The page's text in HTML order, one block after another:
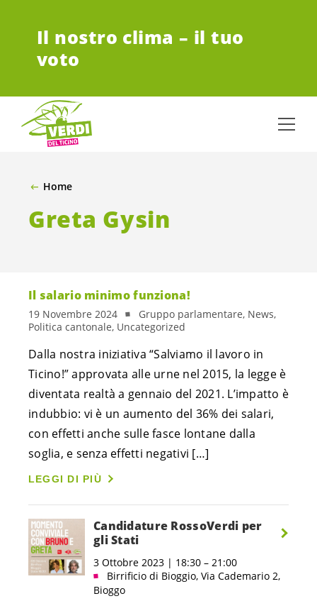
Il nostro clima – il tuo
voto
Home
Greta Gysin
Il salario minimo funziona!
19 Novembre 2024
Gruppo parlamentare, News,
Politica cantonale, Uncategorized
Dalla nostra iniziativa “Salviamo il lavoro in
Ticino!” approvata alle urne nel 2015, la legge è
diventata realtà a gennaio del 2021. L’impatto è
indubbio: vi è un aumento del 36% dei salari,
con effetti anche sulle fasce lontane dalla
soglia, e senza effetti negativi […]
LEGGI DI PIÙ
Candidature RossoVerdi per
gli Stati
3 Ottobre 2023 | 18:30 – 21:00
Birrificio di Bioggio, Via Cademario 2,
Bioggo